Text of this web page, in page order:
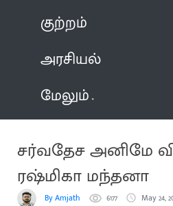
குற்றம்
அரசியல்
மேலும்
சர்வதேச அனிமே
ரஷ்மிகா மந்தனா
By Amjath 6177 May 24,